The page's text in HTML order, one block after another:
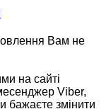
Вам не
на сайті
Viber,
бажаєте змінити